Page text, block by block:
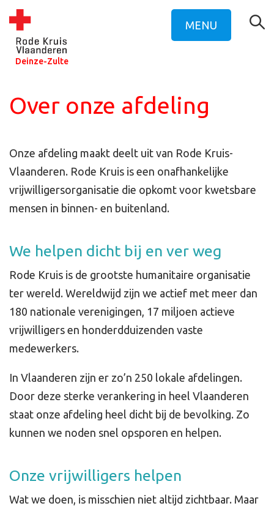
Deinze-Zulte
MENU
Over onze afdeling
Onze afdeling maakt deelt uit van Rode Kruis-
Vlaanderen. Rode Kruis is een onafhankelijke
vrijwilligersorganisatie die opkomt voor kwetsbare
mensen in binnen- en buitenland.
We helpen dicht bij en ver weg
Rode Kruis is de grootste humanitaire organisatie
ter wereld. Wereldwijd zijn we actief met meer dan
180 nationale verenigingen, 17 miljoen actieve
vrijwilligers en honderdduizenden vaste
medewerkers.
In Vlaanderen zijn er zo’n 250 lokale afdelingen.
Door deze sterke verankering in heel Vlaanderen
staat onze afdeling heel dicht bij de bevolking. Zo
kunnen we noden snel opsporen en helpen.
Onze vrijwilligers helpen
Wat we doen, is misschien niet altijd zichtbaar. Maar